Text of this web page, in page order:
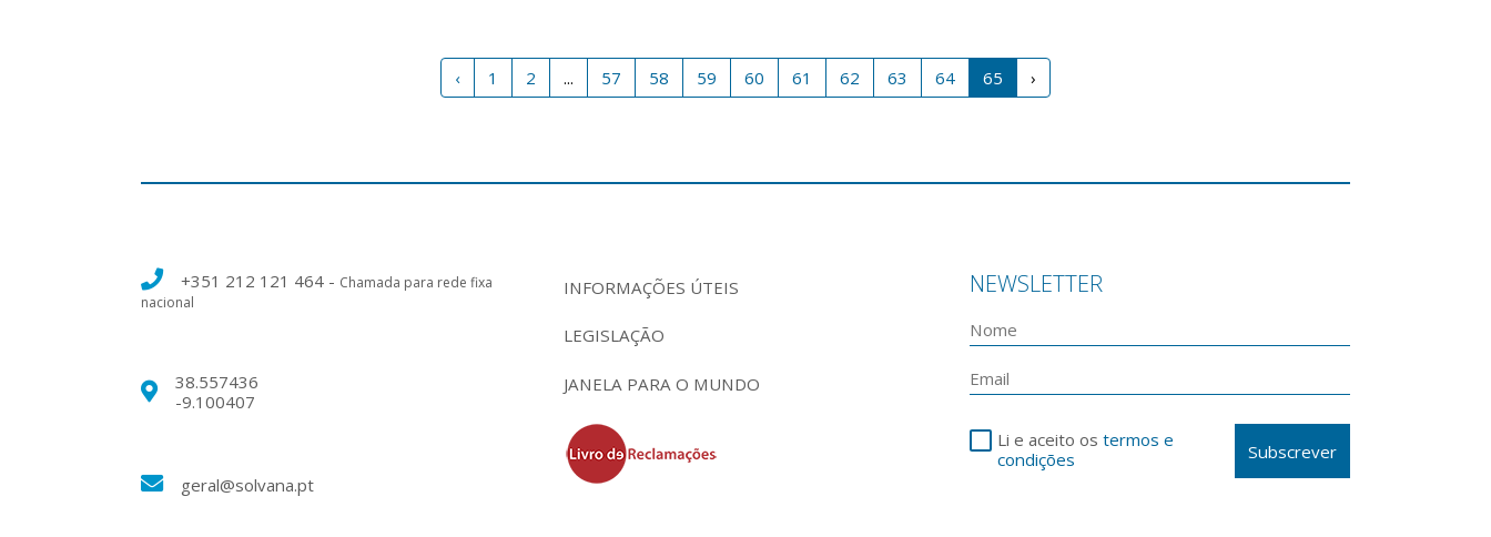
‹ 1 2 ... 57 58 59 60 61 62 63 64 65 ›
+351 212 121 464 - Chamada para rede fixa
nacional
38.557436
-9.100407
geral@solvana.pt
INFORMAÇÕES ÚTEIS
LEGISLAÇÃO
JANELA PARA O MUNDO
NEWSLETTER
Li e aceito os termos e
condições
Subscrever